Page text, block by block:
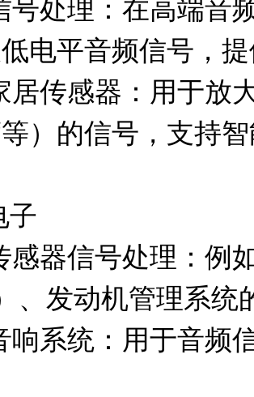
电平音频信号，
）的信号，支持
、发动机管理系